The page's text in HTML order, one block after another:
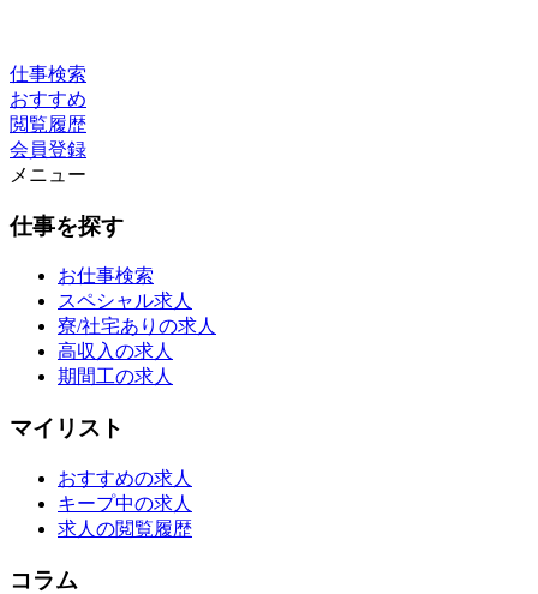
仕事検索
おすすめ
閲覧履歴
会員登録
メニュー
仕事を探す
お仕事検索
スペシャル求人
寮/社宅ありの求人
高収入の求人
期間工の求人
マイリスト
おすすめの求人
キープ中の求人
求人の閲覧履歴
コラム